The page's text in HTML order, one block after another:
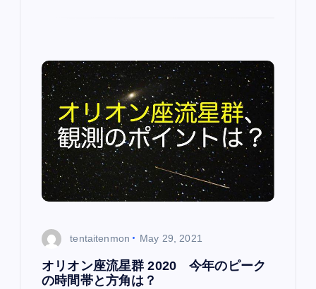
tentaitenmon May 29, 2021
オリオン座流星群 2020 今年のピーク
の時間帯と方角は？